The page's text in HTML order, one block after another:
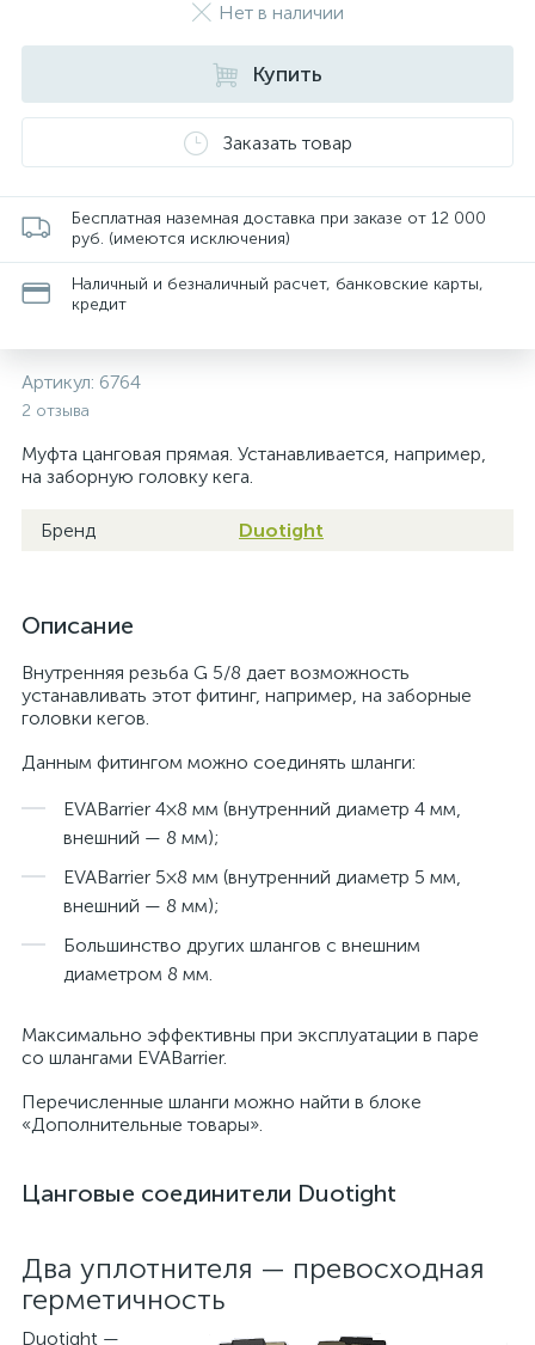
Нет в наличии
Купить
Заказать товар
Бесплатная наземная доставка при заказе от 12 000
руб. (имеются исключения)
Наличный и безналичный расчет, банковские карты,
кредит
Артикул: 6764
2 отзыва
Муфта цанговая прямая. Устанавливается, например,
на заборную головку кега.
Бренд Duotight
Описание
Внутренняя резьба G 5/8 дает возможность
устанавливать этот фитинг, например, на заборные
головки кегов.
Данным фитингом можно соединять шланги:
EVABarrier 4×8 мм (внутренний диаметр 4 мм,
внешний — 8 мм);
EVABarrier 5×8 мм (внутренний диаметр 5 мм,
внешний — 8 мм);
Большинство других шлангов с внешним
диаметром 8 мм.
Максимально эффективны при эксплуатации в паре
со шлангами EVABarrier.
Перечисленные шланги можно найти в блоке
«Дополнительные товары».
Цанговые соединители Duotight
Два уплотнителя — превосходная
герметичность
Duotight —